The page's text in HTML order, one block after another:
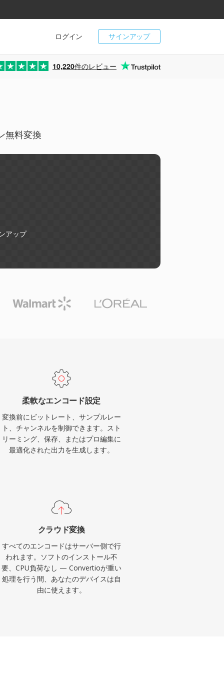
サインアップ
ログイン
10,220件のレビュー
無料変換
アップ
柔軟なエンコード設定
変換前にビットレート、サンプルレー
ト、チャンネルを制御できます。スト
リーミング、保存、またはプロ編集に
最適化された出力を生成します。
クラウド変換
すべてのエンコードはサーバー側で行
われます。ソフトのインストール不
要、CPU負荷なし — Convertioが重い
処理を行う間、あなたのデバイスは自
由に使えます。